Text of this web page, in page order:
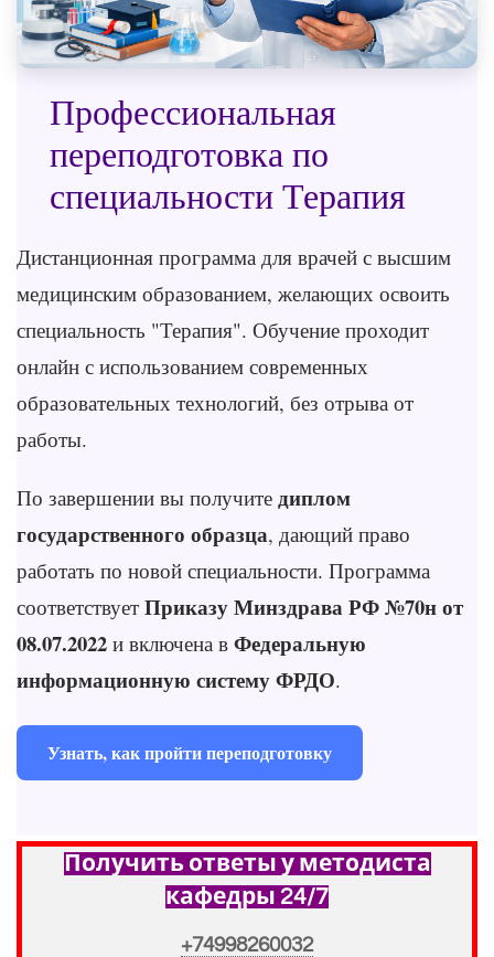
Профессиональная
переподготовка по
специальности Терапия
Дистанционная программа для врачей с высшим
медицинским образованием, желающих освоить
специальность "Терапия". Обучение проходит
онлайн с использованием современных
образовательных технологий, без отрыва от
работы.
По завершении вы получите диплом
государственного образца, дающий право
работать по новой специальности. Программа
соответствует Приказу Минздрава РФ №70н от
08.07.2022 и включена в Федеральную
информационную систему ФРДО.
Узнать, как пройти переподготовку
Получить ответы у методиста
кафедры 24/7
+74998260032